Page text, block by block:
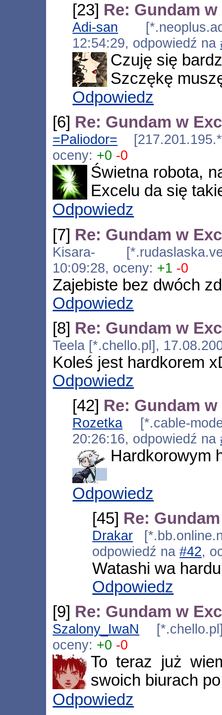
[23] Re: Gundam
Adi-san
12:54:29, odpowiedź na
Czuję się
Szczękę
Odpowiedz
[6] Re: Gundam w
=Paliodor=
oceny: +0 -0
Świetna robota,
Excelu da się
Odpowiedz
[7] Re: Gundam w
Kisara-
10:09:28, oceny: +1 -0
Zajebiste bez dwóch
Odpowiedz
[8] Re: Gundam w
Teela [*.chello.pl],
Koleś jest hardkorem
Odpowiedz
[42] Re: Gundam
Rozetka [*.cable-
20:26:16, odpowiedź na
Hardkorowym
Odpowiedz
[45] Re:
Drakar
odpowiedź na#42,
Watashi wa
Odpowiedz
[9] Re: Gundam w
Szalony_IwaN
oceny: +0 -0
To teraz już
swoich biurach
Odpowiedz